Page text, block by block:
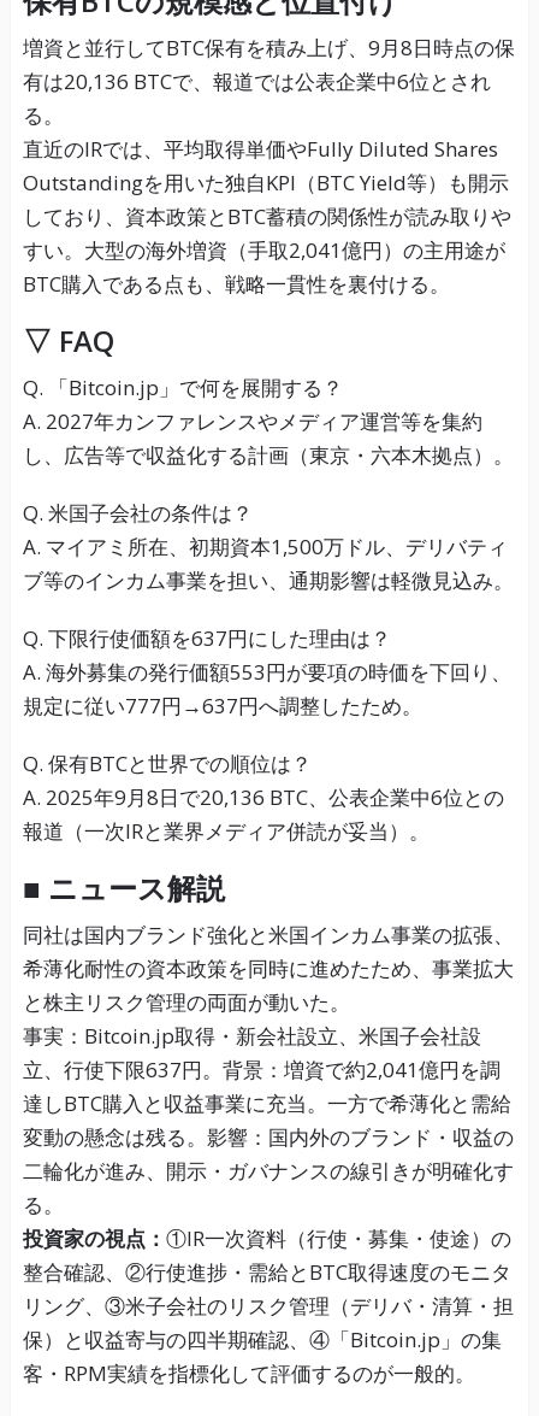
増資と並行してBTC保有を積み上げ、9月8日時点の保
有は20,136 BTCで、報道では公表企業中6位とされ
る。
直近のIRでは、平均取得単価やFully Diluted Shares
Outstandingを用いた独自KPI（BTC Yield等）も開示
しており、資本政策とBTC蓄積の関係性が読み取りや
すい。大型の海外増資（手取2,041億円）の主用途が
BTC購入である点も、戦略一貫性を裏付ける。
▽ FAQ
Q. 「Bitcoin.jp」で何を展開する？
A. 2027年カンファレンスやメディア運営等を集約
し、広告等で収益化する計画（東京・六本木拠点）。
Q. 米国子会社の条件は？
A. マイアミ所在、初期資本1,500万ドル、デリバティ
ブ等のインカム事業を担い、通期影響は軽微見込み。
Q. 下限行使価額を637円にした理由は？
A. 海外募集の発行価額553円が要項の時価を下回り、
規定に従い777円→637円へ調整したため。
Q. 保有BTCと世界での順位は？
A. 2025年9月8日で20,136 BTC、公表企業中6位との
報道（一次IRと業界メディア併読が妥当）。
■ ニュース解説
同社は国内ブランド強化と米国インカム事業の拡張、
希薄化耐性の資本政策を同時に進めたため、事業拡大
と株主リスク管理の両面が動いた。
事実：Bitcoin.jp取得・新会社設立、米国子会社設
立、行使下限637円。背景：増資で約2,041億円を調
達しBTC購入と収益事業に充当。一方で希薄化と需給
変動の懸念は残る。影響：国内外のブランド・収益の
二輪化が進み、開示・ガバナンスの線引きが明確化す
る。
投資家の視点： ①IR一次資料（行使・募集・使途）の
整合確認、②行使進捗・需給とBTC取得速度のモニタ
リング、③米子会社のリスク管理（デリバ・清算・担
保）と収益寄与の四半期確認、④「Bitcoin.jp」の集
客・RPM実績を指標化して評価するのが一般的。